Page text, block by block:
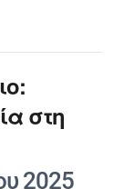
στη
2025